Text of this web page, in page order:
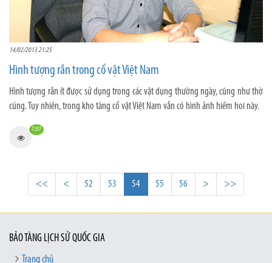
14/02/2013 21:25
Hình tượng rắn trong cổ vật Việt Nam
Hình tượng rắn ít được sử dụng trong các vật dụng thường ngày, cũng như thờ
cúng. Tuy nhiên, trong kho tàng cổ vật Việt Nam vẫn có hình ảnh hiếm hoi này.
7207
<< < 52 53 54 55 56 > >>
BẢO TÀNG LỊCH SỬ QUỐC GIA
Trang chủ